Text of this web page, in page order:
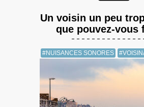
Un voisin un peu
que pouvez-vous
#NUISANCES SONORES